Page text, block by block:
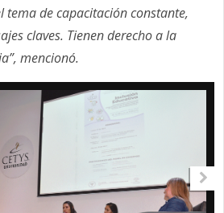
tema de capacitación constante,
claves. Tienen derecho a la
mencionó.